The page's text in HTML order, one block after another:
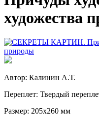
художества
Автор: Калинин А.Т.
Переплет: Твердый
Размер: 205х260 мм